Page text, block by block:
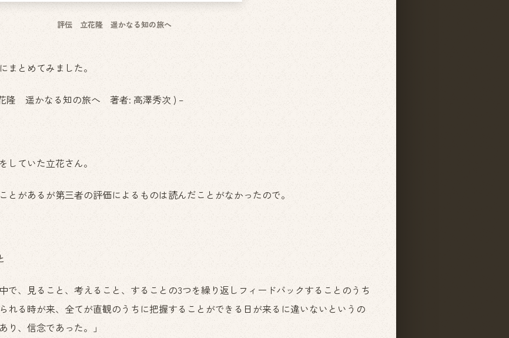
評伝 立花隆 遥かなる知の旅へ
まとめてみました。
隆 遥かなる知の旅へ 著者: 高澤秀次 ) –
していた立花さん。
とがあるが第三者の評価によるものは読んだことがなかったので。
で、見ること、考えること、することの3つを繰り返しフィードバックすることのうち
れる時が来、全てが直観のうちに把握することができる日が来るに違いないというの
り、信念であった。」